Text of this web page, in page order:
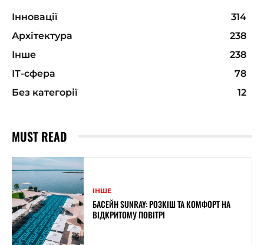
Інновації
314
Архітектура
238
Інше
238
ІТ-сфера
78
Без категорії
12
MUST READ
ІНШЕ
БАСЕЙН SUNRAY: РОЗКІШ ТА КОМФОРТ НА
ВІДКРИТОМУ ПОВІТРІ